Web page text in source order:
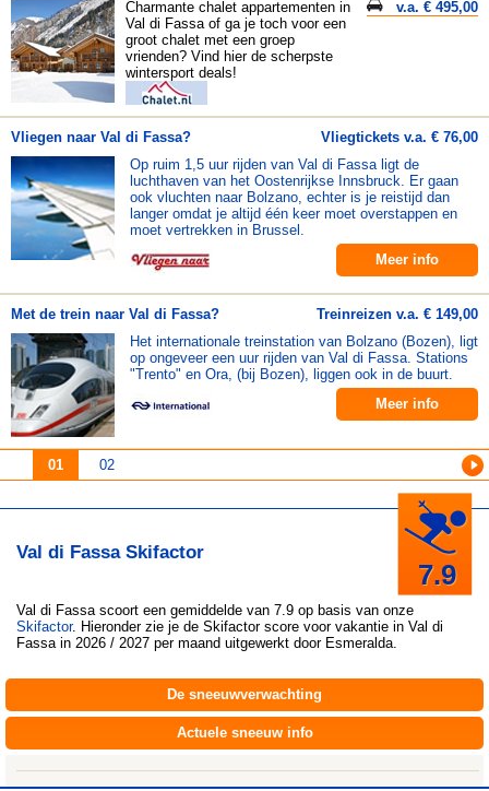
Charmante chalet appartementen in
Val di Fassa of ga je toch voor een
groot chalet met een groep
vrienden? Vind hier de scherpste
wintersport deals!
v.a. € 495,00
Vliegen naar Val di Fassa?
Vliegtickets v.a. € 76,00
Op ruim 1,5 uur rijden van Val di Fassa ligt de
luchthaven van het Oostenrijkse Innsbruck. Er gaan
ook vluchten naar Bolzano, echter is je reistijd dan
langer omdat je altijd één keer moet overstappen en
moet vertrekken in Brussel.
Meer info
Met de trein naar Val di Fassa?
Treinreizen v.a. € 149,00
Het internationale treinstation van Bolzano (Bozen), ligt
op ongeveer een uur rijden van Val di Fassa. Stations
"Trento" en Ora, (bij Bozen), liggen ook in de buurt.
Meer info
01 02
Val di Fassa Skifactor
7.9
Val di Fassascoort een gemiddelde van 7.9 op basis van onze
Skifactor. Hieronder zie je de Skifactor score voor vakantie in Val di
Fassa in 2026 / 2027 per maand uitgewerkt door Esmeralda.
De sneeuwverwachting
Actuele sneeuw info